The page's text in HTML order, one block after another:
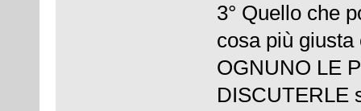
3° Quello che
cosa più
OGNUNO LE
DISCUTERLE